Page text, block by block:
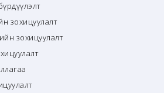
зохицуулалт
зохицуулалт